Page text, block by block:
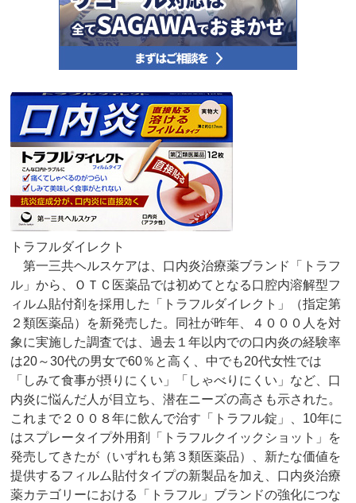
トラフルダイレクト
第一三共ヘルスケアは、口内炎治療薬ブランド「トラフ
ル」から、ＯＴＣ医薬品では初めてとなる口腔内溶解型フ
ィルム貼付剤を採用した「トラフルダイレクト」（指定第
２類医薬品）を新発売した。同社が昨年、４０００人を対
象に実施した調査では、過去１年以内での口内炎の経験率
は20～30代の男女で60％と高く、中でも20代女性では
「しみて食事が摂りにくい」「しゃべりにくい」など、口
内炎に悩んだ人が目立ち、潜在ニーズの高さも示された。
これまで２００８年に飲んで治す「トラフル錠」、10年に
はスプレータイプ外用剤「トラフルクイックショット」を
発売してきたが（いずれも第３類医薬品）、新たな価値を
提供するフィルム貼付タイプの新製品を加え、口内炎治療
薬カテゴリーにおける「トラフル」ブランドの強化につな